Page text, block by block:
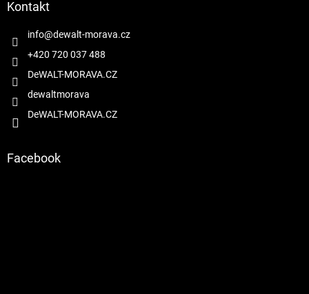
Kontakt
info@dewalt-morava.cz
+420 720 037 488
DeWALT-MORAVA.CZ
dewaltmorava
DeWALT-MORAVA.CZ
Facebook